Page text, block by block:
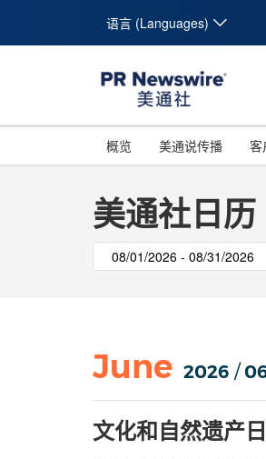
语言 (Languages)
概览 美通说传播 客
美通社日历
June 2026 /
文化和自然遗产日